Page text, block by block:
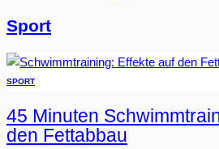
Sport
SPORT
45 Minuten
den Fettabbau